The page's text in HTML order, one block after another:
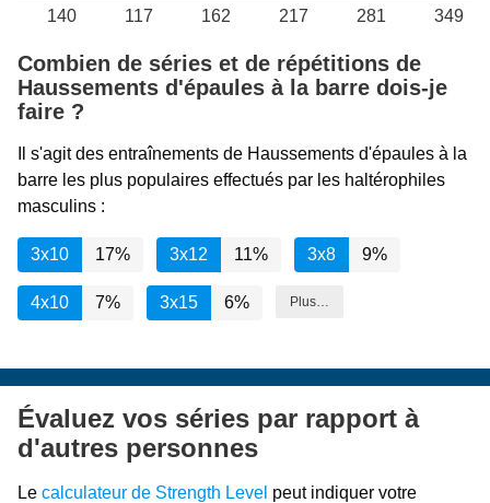
140
117 162 217 281 349
Combien de séries et de répétitions de
Haussements d'épaules à la barre dois-je
faire ?
Il s'agit des entraînements de Haussements d'épaules à la
barre les plus populaires effectués par les haltérophiles
masculins :
3x10 17% 3x12 11% 3x8 9%
4x10 7% 3x15 6% Plus…
Évaluez vos séries par rapport à
d'autres personnes
Le calculateur de Strength Level peut indiquer votre